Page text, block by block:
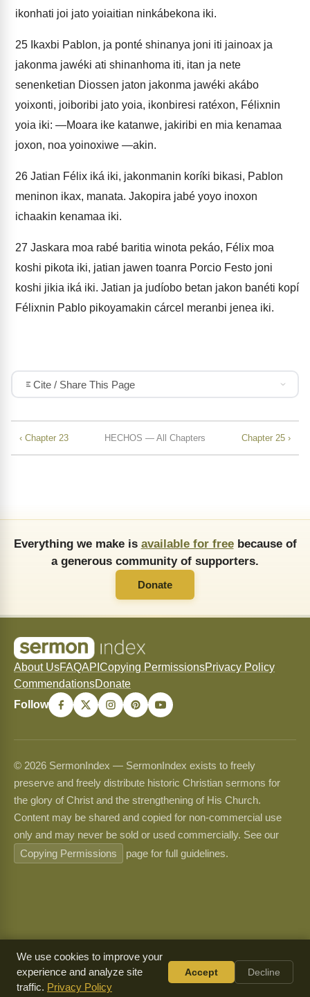
ikonhati joi jato yoiaitian ninkábekona iki.
25 Ikaxbi Pablon, ja ponté shinanya joni iti jainoax ja
jakonma jawéki ati shinanhoma iti, itan ja nete
senenketian Diossen jaton jakonma jawéki akábo
yoixonti, joiboribi jato yoia, ikonbiresi ratéxon, Félixnin
yoia iki: —Moara ike katanwe, jakiribi en mia kenamaa
joxon, noa yoinoxiwe —akin.
26 Jatian Félix iká iki, jakonmanin koríki bikasi, Pablon
meninon ikax, manata. Jakopira jabé yoyo inoxon
ichaakin kenamaa iki.
27 Jaskara moa rabé baritia winota pekáo, Félix moa
koshi pikota iki, jatian jawen toanra Porcio Festo joni
koshi jikia iká iki. Jatian ja judíobo betan jakon banéti kopí
Félixnin Pablo pikoyamakin cárcel meranbi jenea iki.
Cite / Share This Page
‹ Chapter 23 HECHOS — All Chapters Chapter 25 ›
Everything we make is available for freebecause of
a generous community of supporters.
Donate
About UsFAQAPI Copying PermissionsPrivacy Policy
CommendationsDonate
Follow
© 2026 SermonIndex — SermonIndex exists to freely
preserve and freely distribute historic Christian sermons for
the glory of Christ and the strengthening of His Church.
Content may be shared and copied for non-commercial use
only and may never be sold or used commercially. See our
Copying Permissions
page for full guidelines.
We use cookies to improve your
experience and analyze site
traffic. Privacy Policy
Accept Decline